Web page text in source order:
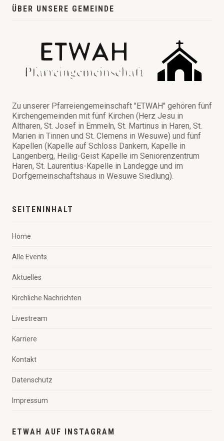
ÜBER UNSERE GEMEINDE
Zu unserer Pfarreiengemeinschaft "ETWAH" gehören fünf
Kirchengemeinden mit fünf Kirchen (Herz Jesu in
Altharen, St. Josef in Emmeln, St. Martinus in Haren, St.
Marien in Tinnen und St. Clemens in Wesuwe) und fünf
Kapellen (Kapelle auf Schloss Dankern, Kapelle in
Langenberg, Heilig-Geist Kapelle im Seniorenzentrum
Haren, St. Laurentius-Kapelle in Landegge und im
Dorfgemeinschaftshaus in Wesuwe Siedlung).
SEITENINHALT
Home
Alle Events
Aktuelles
Kirchliche Nachrichten
Livestream
Karriere
Kontakt
Datenschutz
Impressum
ETWAH AUF INSTAGRAM